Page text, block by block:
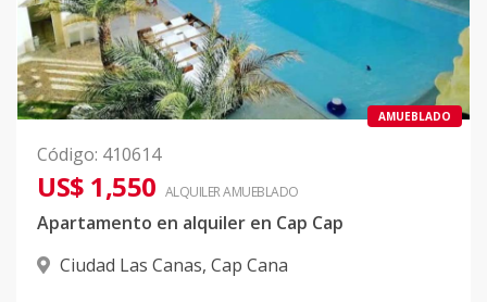
AMUEBLADO
Código: 410614
US$ 1,550 ALQUILERAMUEBLADO
Apartamento en alquiler en Cap Cap
Ciudad Las Canas, Cap Cana